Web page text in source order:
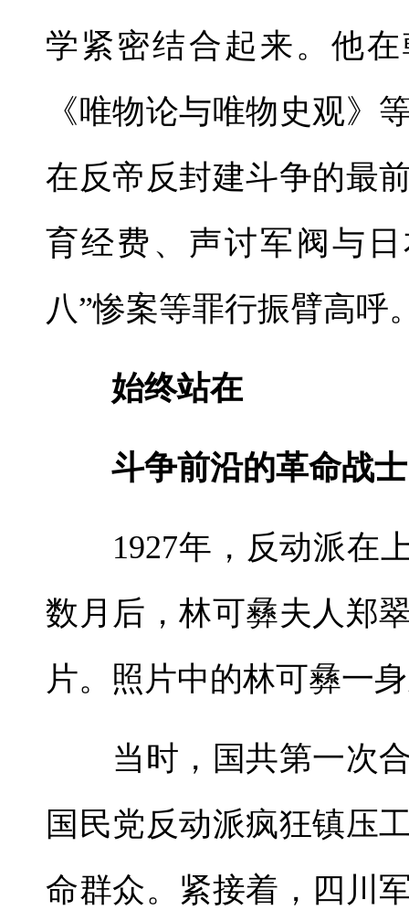
学紧密结合起来。他
《唯物论与唯物史观》
在反帝反封建斗争的最
育经费、声讨军阀与
八”惨案等罪行振臂高呼
始终站在
斗争前沿的革命战士
1927年，反动派在上
数月后，林可彝夫人郑
片。照片中的林可彝一
当时，国共第一次合
国民党反动派疯狂镇压
命群众。紧接着，四川